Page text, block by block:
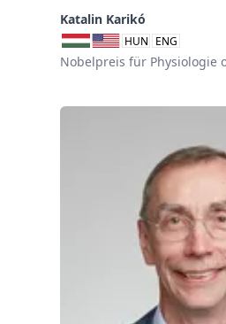
Katalin Karikó
HUN ENG
Nobelpreis für Physiologie